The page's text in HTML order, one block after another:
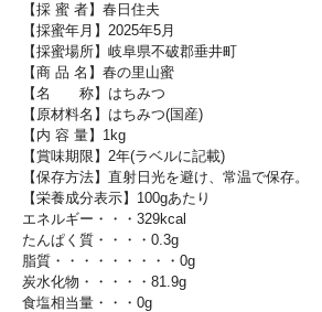
【採 蜜 者】春日住夫
【採蜜年月】2025年5月
【採蜜場所】岐阜県不破郡垂井町
【商 品 名】春の里山蜜
【名 称】はちみつ
【原材料名】はちみつ(国産)
【内 容 量】1kg
【賞味期限】2年(ラベルに記載)
【保存方法】直射日光を避け、常温で保存。
【栄養成分表示】100gあたり
エネルギー・・・329kcal
たんぱく質・・・・0.3g
脂質・・・・・・・・・0g
炭水化物・・・・・81.9g
食塩相当量・・・0g